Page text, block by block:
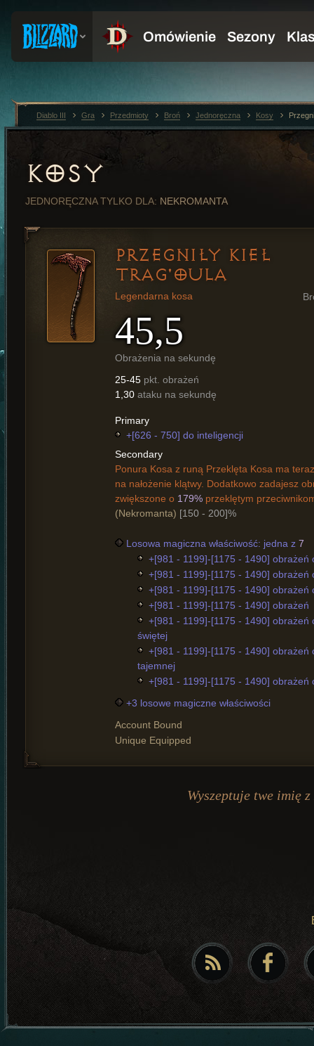
KOSY
JEDNORĘCZNATYLKO DLA: NEKROMANTA
PRZEGNIŁY KIEŁ
TRAG'OULA
Legendarna kosa
45,5
Obrażenia na sekundę
25-45 pkt. obrażeń
1,30 ataku na sekundę
Primary
+[626 - 750] do inteligencji
Secondary
Ponura Kosa z runą Przeklęta Kosa ma
na nałożenie klątwy. Dodatkowo zadajesz
zwiększone o 179% przeklętym
(Nekromanta) [150 - 200]%
Losowa magiczna właściwość: jedna z 7
+[981 - 1199]-[1175 - 1490] obrażeń
+[981 - 1199]-[1175 - 1490] obrażeń
+[981 - 1199]-[1175 - 1490] obrażeń
+[981 - 1199]-[1175 - 1490] obrażeń
+[981 - 1199]-[1175 - 1490] obrażeń
świętej
+[981 - 1199]-[1175 - 1490] obrażeń
tajemnej
+[981 - 1199]-[1175 - 1490] obrażeń
+3 losowe magiczne właściwości
Account Bound
Unique Equipped
Wyszeptuje twe imię
Diablo III Gra Przedmioty Broń Jednoręczna Kosy